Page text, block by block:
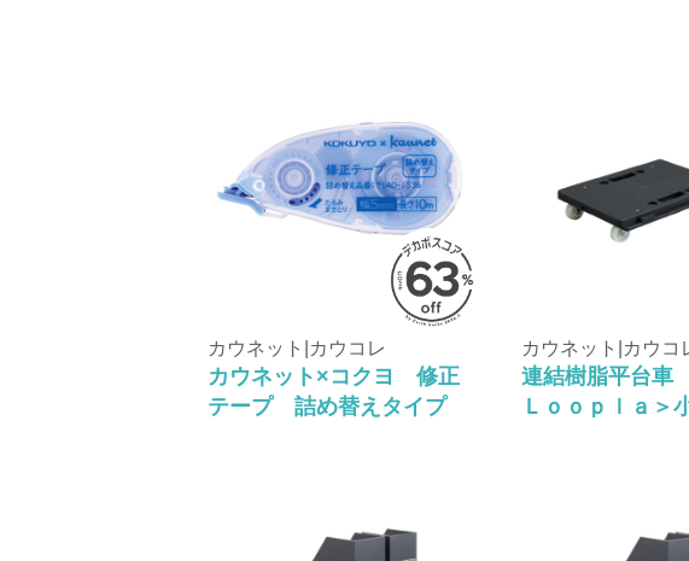
カウネット|カウコレ
カウネット×コクヨ 修正
テープ 詰め替えタイプ
カウネット|カウコ
連結樹脂平台
Ｌｏｏｐｌａ＞